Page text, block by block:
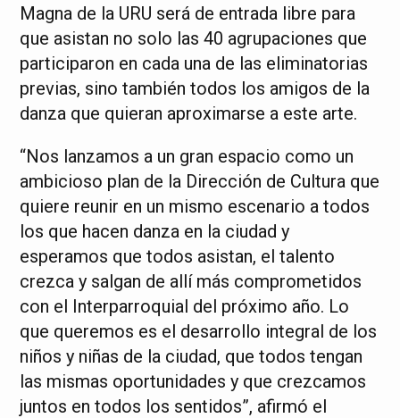
Magna de la URU será de entrada libre para
que asistan no solo las 40 agrupaciones que
participaron en cada una de las eliminatorias
previas, sino también todos los amigos de la
danza que quieran aproximarse a este arte.
“Nos lanzamos a un gran espacio como un
ambicioso plan de la Dirección de Cultura que
quiere reunir en un mismo escenario a todos
los que hacen danza en la ciudad y
esperamos que todos asistan, el talento
crezca y salgan de allí más comprometidos
con el Interparroquial del próximo año. Lo
que queremos es el desarrollo integral de los
niños y niñas de la ciudad, que todos tengan
las mismas oportunidades y que crezcamos
juntos en todos los sentidos”, afirmó el